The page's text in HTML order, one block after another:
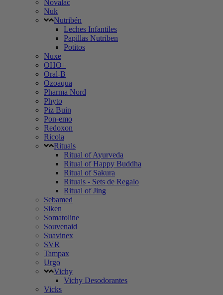
Novalac
Nuk
Nutribén
Leches Infantiles
Papillas Nutriben
Potitos
Nuxe
OHO+
Oral-B
Ozoaqua
Pharma Nord
Phyto
Piz Buin
Pon-emo
Redoxon
Ricola
Rituals
Ritual of Ayurveda
Ritual of Happy Buddha
Ritual of Sakura
Rituals - Sets de Regalo
Ritual of Jing
Sebamed
Siken
Somatoline
Souvenaid
Suavinex
SVR
Tampax
Urgo
Vichy
Vichy Desodorantes
Vicks